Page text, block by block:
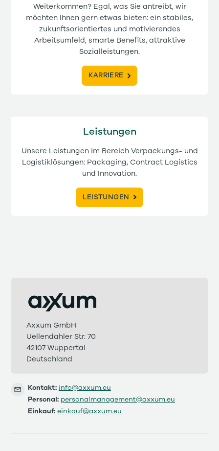
Weiterkommen? Egal, was Sie antreibt, wir
möchten Ihnen gern etwas bieten: ein stabiles,
zukunftsorientiertes und motivierendes
Arbeitsumfeld, smarte Benefits, attraktive
Sozialleistungen.
KARRIERE
Leistungen
Unsere Leistungen im Bereich Verpackungs- und
Logistiklösungen: Packaging, Contract Logistics
und Innovation.
LEISTUNGEN
Axxum GmbH
Uellendahler Str. 70
42107 Wuppertal
Deutschland
Kontakt: info@axxum.eu
Personal: personalmanagement@axxum.eu
Einkauf: einkauf@axxum.eu